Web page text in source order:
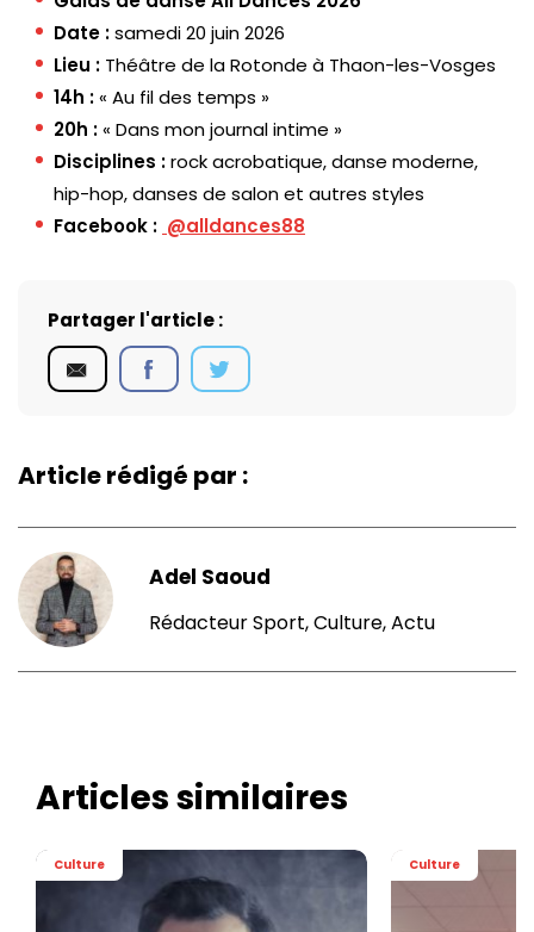
Date :samedi 20 juin 2026
Lieu : Théâtre de la Rotonde à Thaon-les-Vosges
14h :« Au fil des temps »
20h :« Dans mon journal intime »
Disciplines :rock acrobatique, danse moderne,
hip-hop, danses de salon et autres styles
Facebook : @alldances88
Partager l'article :
Article rédigé par :
Adel Saoud
Rédacteur Sport, Culture, Actu
Articles similaires
Culture Culture